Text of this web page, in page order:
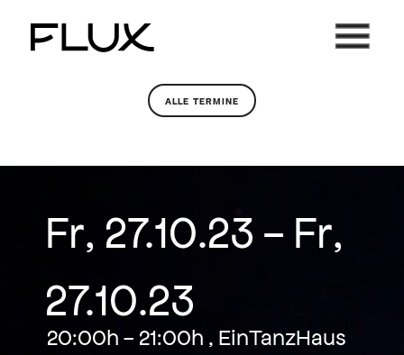
Inhalt
ALLE TERMINE
Fr, 27.10.23 - Fr,
27.10.23
20:00h - 21:00h , EinTanzHaus